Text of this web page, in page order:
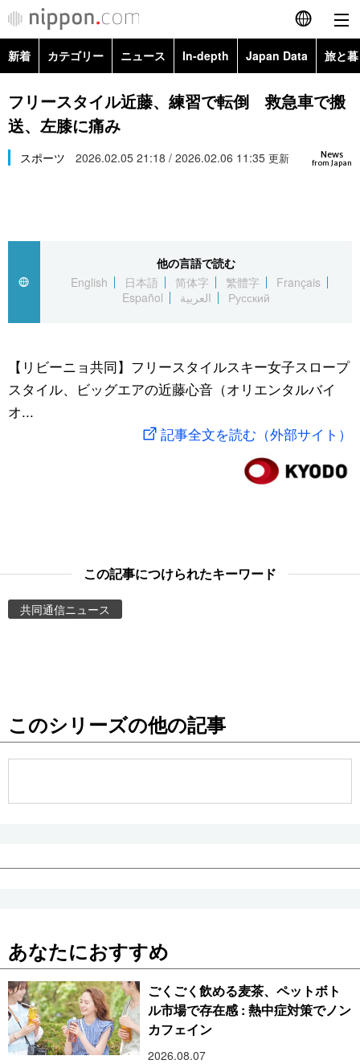
English
简体字
Русский
カテゴリー
経済・ビジネス
国際
文化
トップ
アーカイブ
In-depth
Japan Data
動画/Live
People
新着 カテゴリー ニュース In-depth Japan Data 旅と
政治・外交
経済・ビジネス
スポーツ・東京2020
Topics
フリースタイル近藤、練習で転倒 救急車で搬
送、左膝に痛み
News
from Japan
スポーツ 2026.02.05 21:18 / 2026.02.06 11:35 更新
他の言語で読む
English
日本語 简体字 繁體字
Français
Español
العربية Русский
【リビーニョ共同】フリースタイルスキー女子スロープ
スタイル、ビッグエアの近藤心音（オリエンタルバイ
オ...
記事全文を読む（外部サイト）
この記事につけられたキーワード
共同通信ニュース
このシリーズの他の記事
あなたにおすすめ
ごくごく飲める麦茶、ペットボト
ル市場で存在感 : 熱中症対策でノン
カフェイン
2026.08.07